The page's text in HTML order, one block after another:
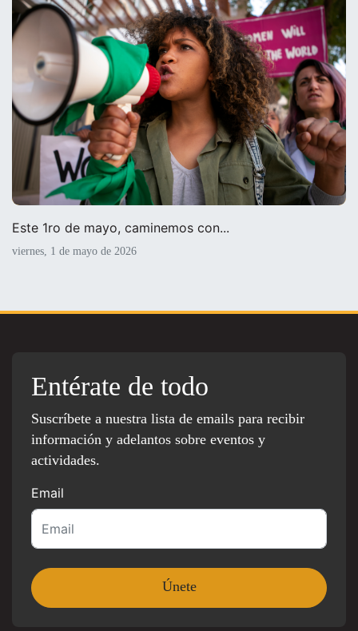
Este 1ro de mayo, caminemos con...
viernes, 1 de mayo de 2026
Entérate de todo
Suscríbete a nuestra lista de emails para recibir
información y adelantos sobre eventos y
actividades.
Email